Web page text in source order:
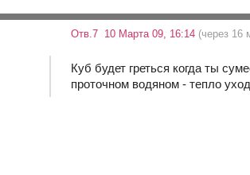
Отв.7 10 Марта 09, 16:14 (через 16
Куб будет греться когда ты
проточном водяном - тепло